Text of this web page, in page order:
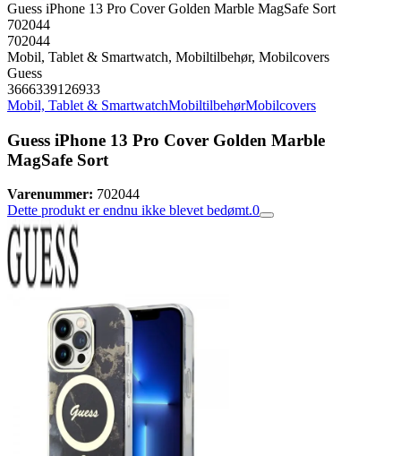
Guess iPhone 13 Pro Cover Golden Marble MagSafe Sort
702044
702044
Mobil, Tablet & Smartwatch, Mobiltilbehør, Mobilcovers
Guess
3666339126933
Mobil, Tablet & SmartwatchMobiltilbehørMobilcovers
Guess iPhone 13 Pro Cover Golden Marble
MagSafe Sort
Varenummer: 702044
Dette produkt er endnu ikke blevet bedømt.0